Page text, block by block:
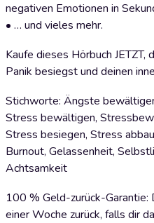
negativen Emotionen in
• … und vieles mehr.
Kaufe dieses Hörbuch
Panik besiegst und deinen
Stichworte: Ängste
Stress bewältigen,
Stress besiegen, Stress
Burnout, Gelassenheit,
Achtsamkeit
100 % Geld-zurück-Garantie:
einer Woche zurück, falls dir